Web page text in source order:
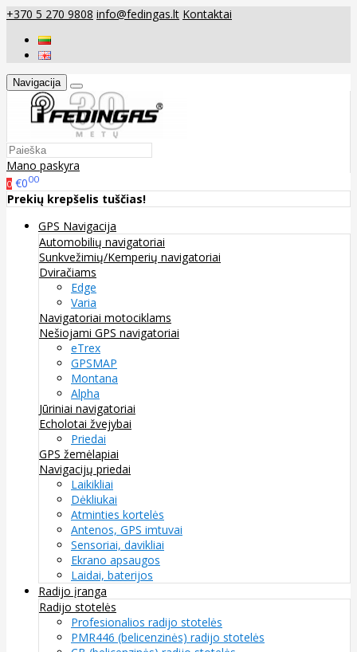
+370 5 270 9808 info@fedingas.lt Kontaktai
Navigacija
Mano paskyra
0 €000
Prekių krepšelis tuščias!
GPS Navigacija
Automobilių navigatoriai
Sunkvežimių/Kemperių navigatoriai
Dviračiams
Edge
Varia
Navigatoriai motociklams
Nešiojami GPS navigatoriai
eTrex
GPSMAP
Montana
Alpha
Jūriniai navigatoriai
Echolotai žvejybai
Priedai
GPS žemėlapiai
Navigacijų priedai
Laikikliai
Dėkliukai
Atminties kortelės
Antenos, GPS imtuvai
Sensoriai, davikliai
Ekrano apsaugos
Laidai, baterijos
Radijo įranga
Radijo stotelės
Profesionalios radijo stotelės
PMR446 (belicenzinės) radijo stotelės